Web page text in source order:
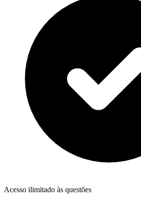
Acesso ilimitado às questões